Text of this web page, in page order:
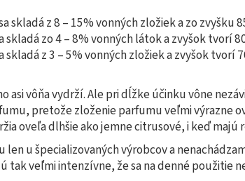
skladá z 8 – 15% vonných zložiek a zo zvyšku
skladá zo 4 – 8% vonných látok a zvyšok tvorí
skladá z 3 – 5% vonných zložiek a zvyšok tvorí
asi vôňa vydrží. Ale pri dĺžke účinku vône
pretože zloženie parfumu veľmi výrazne
oveľa dlhšie ako jemne citrusové, i keď majú
u špecializovaných výrobcov a
tak veľmi intenzívne, že sa na denné použitie